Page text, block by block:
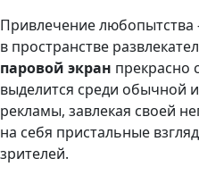
Привлечение
в пространстве
паровой экран прекрасно
выделится среди обычной
рекламы, завлекая своей
на себя пристальные
зрителей.